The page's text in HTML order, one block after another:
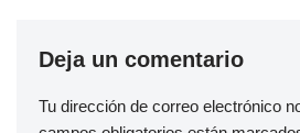
Deja un comentario
Tu dirección de correo electrónico